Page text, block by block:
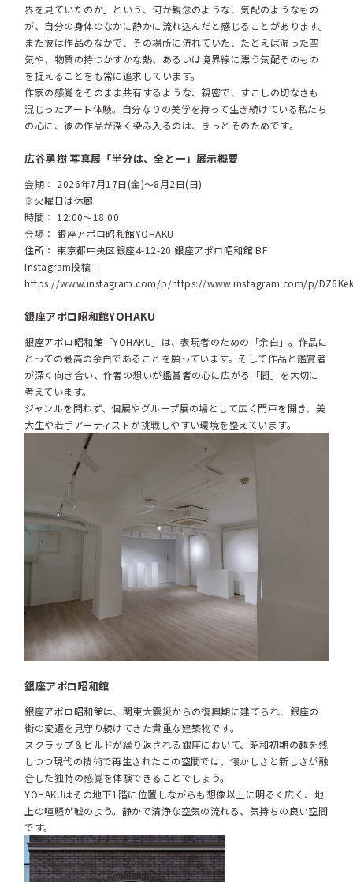
界を見ていたのか」という、何か観念のような、気配のようなもの
が、自分の身体のなかに静かに流れ込んだと感じることがあります。
また彼は作品のなかで、その場所に流れていた、たとえば湿った空
気や、物質の持つかすかな熱、あるいは境界線に漂う気配そのもの
を捉えることをも常に追求しています。
作家の感覚をそのまま共有するような、親密で、すこしの切なさも
混じったアート体験。自分なりの美学を持って生き続けている私たち
の心に、彼の作品が深く染み入るのは、きっとそのためです。
広谷勇樹 写真展「半分は、全と一」展示概要
会期： 2026年7月17日(金)～8月2日(日)
※火曜日は休廊
時間： 12:00～18:00
会場： 銀座アポロ昭和館YOHAKU
住所： 東京都中央区銀座4-12-20 銀座アポロ昭和館 BF
Instagram投稿 :
https://www.instagram.com/p/https://www.instagram.com/p/
銀座アポロ昭和館YOHAKU
銀座アポロ昭和館「YOHAKU」は、表現者のための「余白」。作品に
とっての最高の余白であることを願っています。そして作品と鑑賞者
が深く向き合い、作者の想いが鑑賞者の心に広がる「間」を大切に
考えています。
ジャンルを問わず、個展やグループ展の場として広く門戸を開き、美
大生や若手アーティストが挑戦しやすい環境を整えています。
銀座アポロ昭和館
銀座アポロ昭和館は、関東大震災からの復興期に建てられ、銀座の
街の変遷を見守り続けてきた貴重な建築物です。
スクラップ＆ビルドが繰り返される銀座において、昭和初期の趣を残
しつつ現代の技術で再生されたこの空間では、懐かしさと新しさが融
合した独特の感覚を体験できることでしょう。
YOHAKUはその地下1階に位置しながらも想像以上に明るく広く、地
上の喧騒が嘘のよう。静かで清浄な空気の流れる、気持ちの良い空間
です。